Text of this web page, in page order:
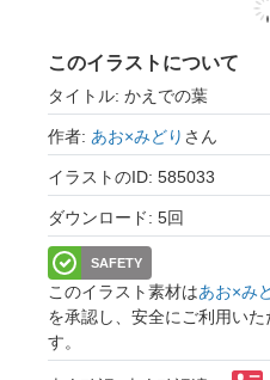
このイラストについて
タイトル: かえでの葉
作者: あお×みどり さん
イラストのID: 585033
ダウンロード: 5回
SAFETY
このイラスト素材はあお×み
を承認し、安全にご利用い
す。